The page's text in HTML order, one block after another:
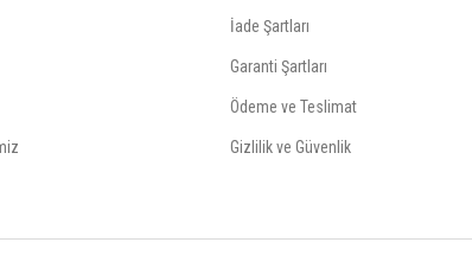
İade Şartları
Garanti Şartları
Ödeme ve Teslimat
Gizlilik ve Güvenlik